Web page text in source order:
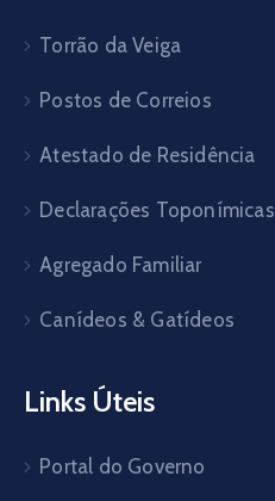
Torrão da Veiga
Postos de Correios
Atestado de Residência
Declarações Toponímicas
Agregado Familiar
Canídeos & Gatídeos
Links Úteis
Portal do Governo